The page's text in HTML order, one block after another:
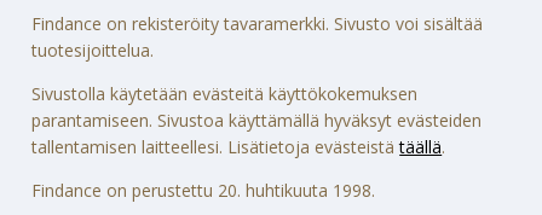
Findance on rekisteröity tavaramerkki. Sivusto voi sisältää
tuotesijoittelua.
Sivustolla käytetään evästeitä käyttökokemuksen
parantamiseen. Sivustoa käyttämällä hyväksyt evästeiden
tallentamisen laitteellesi. Lisätietoja evästeistätäällä.
Findance on perustettu 20. huhtikuuta 1998.